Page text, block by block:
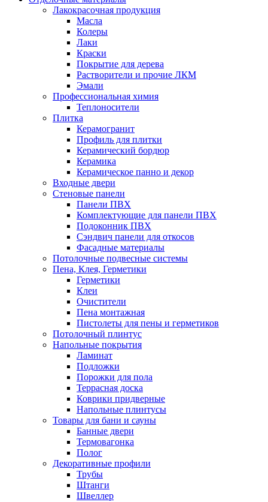
Лакокрасочная продукция
Масла
Колеры
Лаки
Краски
Покрытие для дерева
Растворители и прочие ЛКМ
Эмали
Профессиональная химия
Теплоносители
Плитка
Керамогранит
Профиль для плитки
Керамический бордюр
Керамика
Керамическое панно и декор
Входные двери
Стеновые панели
Панели ПВХ
Комплектующие для панели ПВХ
Подоконник ПВХ
Сэндвич панели для откосов
Фасадные материалы
Потолочные подвесные системы
Пена, Клея, Герметики
Герметики
Клеи
Очистители
Пена монтажная
Пистолеты для пены и герметиков
Потолочный плинтус
Напольные покрытия
Ламинат
Подложки
Порожки для пола
Террасная доска
Коврики придверные
Напольные плинтусы
Товары для бани и сауны
Банные двери
Термовагонка
Полог
Декоративные профили
Трубы
Штанги
Швеллер